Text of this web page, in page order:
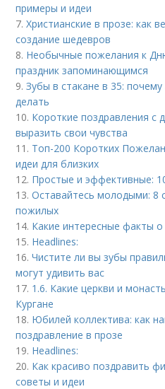
примеры и идеи
7.Христианские в прозе: как
создание шедевров
8. Необычные пожелания к
праздник запоминающимся
9.Зубы в стакане в 35:
делать
10. Короткие поздравления с
выразить свои чувства
11. Топ-200 Коротких
идеи для близких
12. Простые и эффективные:
13.Оставайтесь молодыми: 8
пожилых
14. Какие интересные факты
15. Headlines:
16.Чистите ли вы зубы
могут удивить вас
17. 1.6. Какие церкви и
Кургане
18. Юбилей коллектива: как
поздравление в прозе
19. Headlines:
20. Как красиво поздравить
советы и идеи